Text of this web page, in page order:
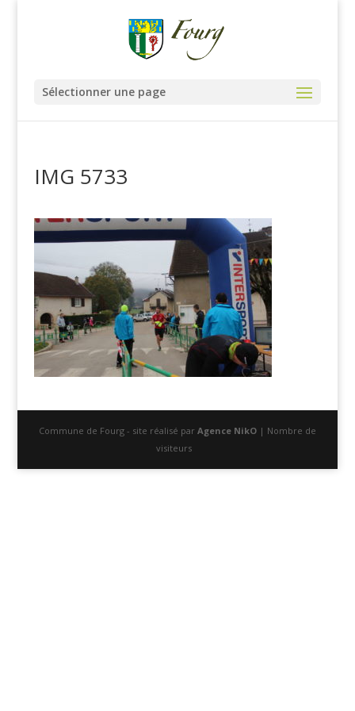
Sélectionner une page
IMG 5733
Commune de Fourg - site réalisé par Agence NikO| Nombre de
visiteurs